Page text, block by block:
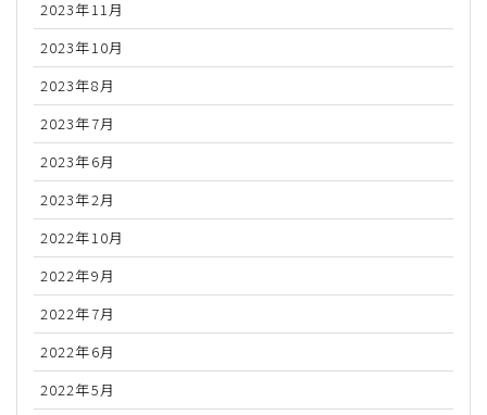
2023年11月
2023年10月
2023年8月
2023年7月
2023年6月
2023年2月
2022年10月
2022年9月
2022年7月
2022年6月
2022年5月